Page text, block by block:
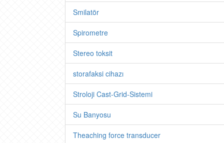
Smilatör
Spirometre
Stereo toksit
storafaksi cihazı
Stroloji Cast-Grid-Sistemi
Su Banyosu
Theaching force transducer